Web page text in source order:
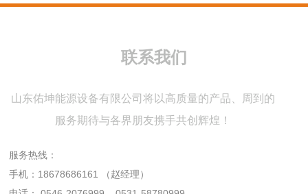
联系我们
山东佑坤能源设备有限公司将以高质量的产品、周到的
服务期待与各界朋友携手共创辉煌！
服务热线：
手机： 18678686161
（赵经理）